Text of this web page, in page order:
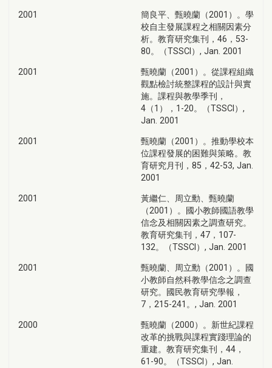
2001
簡良平、甄曉蘭（2001）。學
校自主發展課程之相關因素分
析。教育研究集刊，46，53-
80。（TSSCI）, Jan. 2001
2001
甄曉蘭（2001）。從課程組織
觀點檢討統整課程的設計與實
施。課程與教學季刊，
4（1），1-20。（TSSCI）,
Jan. 2001
2001
甄曉蘭（2001）。推動學校本
位課程發展的困難與策略。教
育研究月刊，85，42-53, Jan.
2001
2001
黃繼仁、周立勳、甄曉蘭
（2001）。國小教師國語教學
信念及相關因素之調查研究。
教育研究集刊，47，107-
132。（TSSCI）, Jan. 2001
2001
甄曉蘭、周立勳（2001）。國
小教師自然科教學信念之調查
研究。國民教育研究學報，
7，215-241。, Jan. 2001
2000
甄曉蘭（2000）。新世紀課程
改革的挑戰與課程實踐理論的
重建。教育研究集刊，44，
61-90。（TSSCI）, Jan.